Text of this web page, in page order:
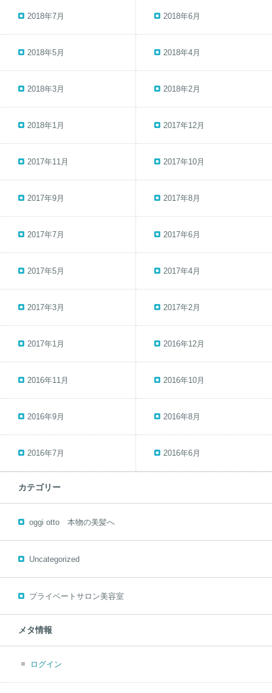
2018年7月 2018年6月
2018年5月 2018年4月
2018年3月 2018年2月
2018年1月 2017年12月
2017年11月 2017年10月
2017年9月 2017年8月
2017年7月 2017年6月
2017年5月 2017年4月
2017年3月 2017年2月
2017年1月 2016年12月
2016年11月 2016年10月
2016年9月 2016年8月
2016年7月 2016年6月
カテゴリー
oggi otto 本物の美髪へ
Uncategorized
プライベートサロン美容室
メタ情報
ログイン